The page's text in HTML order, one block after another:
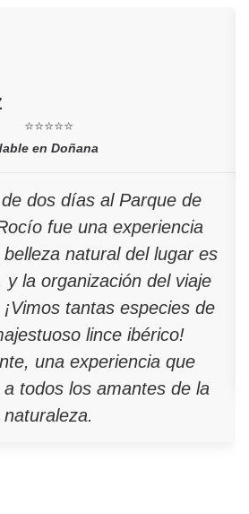
⭐⭐⭐⭐⭐
en Doñana
dos días al Parque de
fue una experiencia
natural del lugar es
y la organización del viaje
tantas especies de
lince ibérico!
una experiencia que
todos los amantes de la
naturaleza.